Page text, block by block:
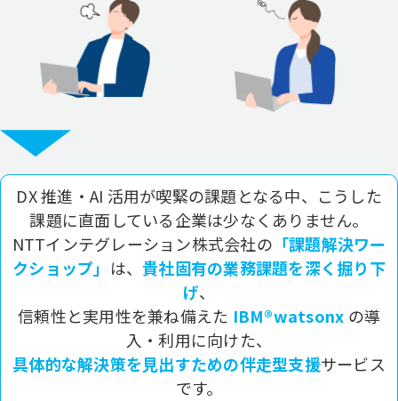
DX 推進・AI 活用が喫緊の課題となる中、こうした
課題に直面している企業は少なくありません。
NTTインテグレーション株式会社の 「課題解決ワー
クショップ」 は、貴社固有の業務課題を深く掘り下
げ、
信頼性と実用性を兼ね備えた IBM®watsonx の導
入・利用に向けた、
具体的な解決策を見出すための伴走型支援サービス
です。